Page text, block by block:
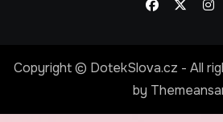
Copyright © DotekSlova.cz - All
by